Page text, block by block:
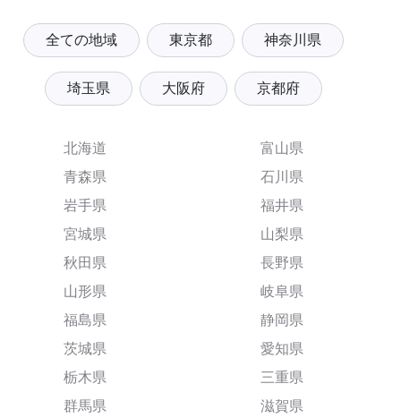
全ての地域 東京都 神奈川県
埼玉県 大阪府 京都府
北海道
青森県
岩手県
宮城県
秋田県
山形県
福島県
茨城県
栃木県
群馬県
富山県
石川県
福井県
山梨県
長野県
岐阜県
静岡県
愛知県
三重県
滋賀県